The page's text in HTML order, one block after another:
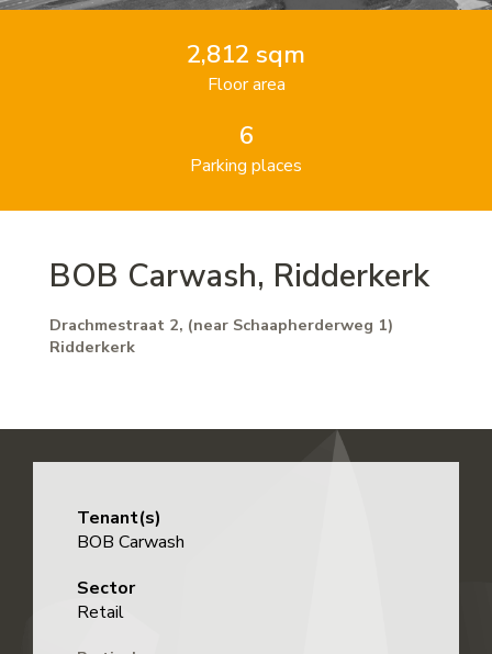
2,812 sqm
Floor area
6
Parking places
BOB Carwash, Ridderkerk
Drachmestraat 2, (near Schaapherderweg 1)
Ridderkerk
Tenant(s)
BOB Carwash
Sector
Retail